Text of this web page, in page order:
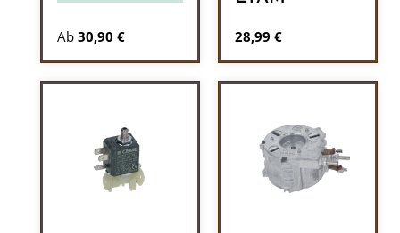
Ab 30,90 € Regulärer Preis:
28,99 €